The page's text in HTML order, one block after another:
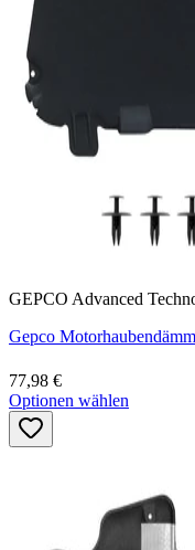
GEPCO Advanced
Gepco
77,98 €
Optionen wählen